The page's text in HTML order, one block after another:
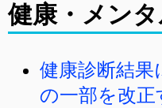
健康・メン
健康診断結
の一部を改